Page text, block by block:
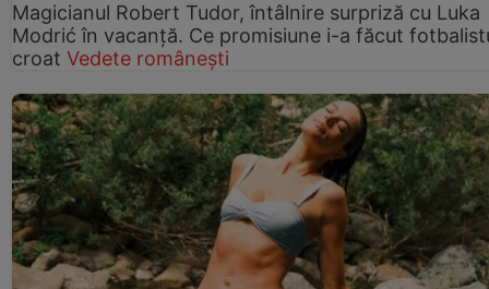
Magicianul Robert Tudor, întâlnire surpriză cu Luka
Modrić în vacanță. Ce promisiune i-a făcut
croat Vedete românești